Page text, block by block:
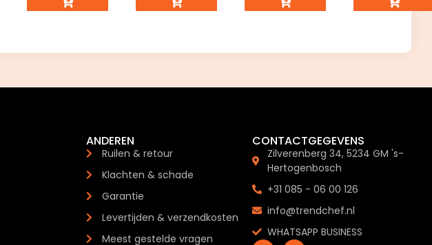
ANDEREN
Ruilen & retour
Klachten & schade
Garantie
Levertijden & verzendkosten
Meest gestelde vragen
CONTACTGEGEVENS
Zilverenberg 34, 5234 GM 's-
Hertogenbosch
+31 085 - 06 00 126
info@trendchef.nl
WHATSAPP BUSINESS